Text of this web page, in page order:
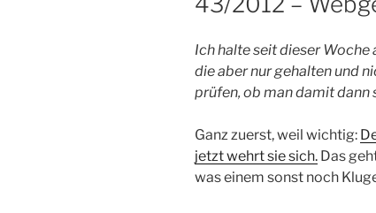
Ich halte seit dieser Woche
die aber nur gehalten und
prüfen, ob man damit dann
Ganz zuerst, weil wichtig:
jetzt wehrt sie sich. Das
was einem sonst noch